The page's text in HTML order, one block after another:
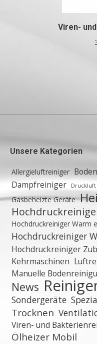
Viren-
Unsere Kategorien
Allergieluftreiniger Boden
Dampfreiniger Druckluft
Gasbeheizte Geräte
Hochdruckreiniger Warm
Hochdruckreiniger
Hochdruckreiniger
Kehrmaschinen
Manuelle
News
Sondergeräte
Trocknen
Viren- und
Ölheizer Mobil